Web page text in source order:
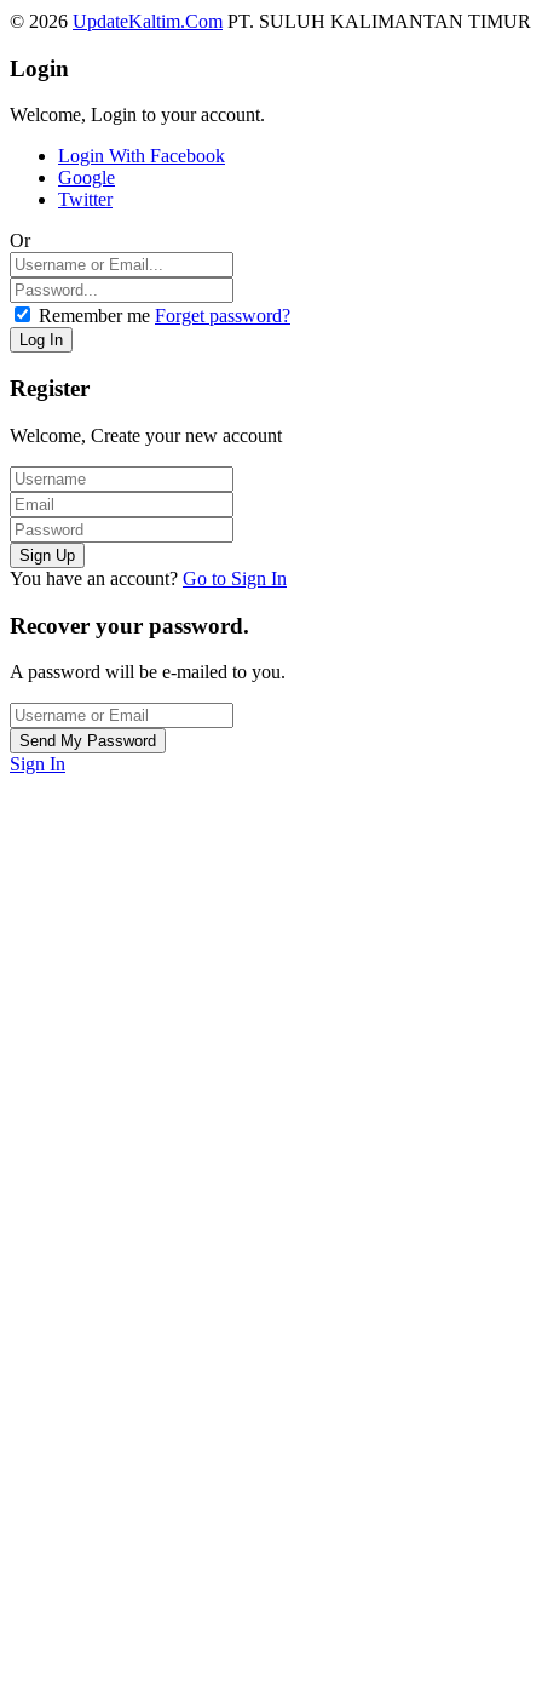
© 2026 UpdateKaltim.Com PT. SULUH KALIMANTAN TIMUR
Login
Welcome, Login to your account.
Login With Facebook
Google
Twitter
Or
Remember me Forget password?
Register
Welcome, Create your new account
You have an account? Go to Sign In
Recover your password.
A password will be e-mailed to you.
Sign In